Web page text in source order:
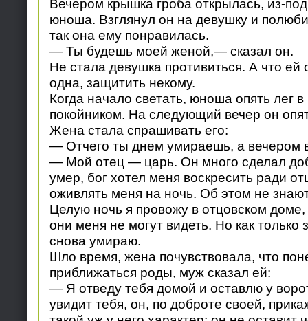
Вечером крышка гроба открылась, из-
юноша. Взглянул он на девушку и
так она ему понравилась.
— Ты будешь моей женой,— сказал он.
Не стала девушка противиться. А что ей
одна, защитить некому.
Когда начало светать, юноша опять лег
покойником. На следующий вечер он
Жена стала спрашивать его:
— Отчего ты днем умираешь, а вечером
— Мой отец — царь. Он много сделал
умер, бог хотел меня воскресить ради
оживлять меня на ночь. Об этом не
Целую ночь я провожу в отцовском
они меня не могут видеть. Но как только
снова умираю.
Шло время, жена почувствовала, что
приближаться роды, муж сказал ей:
— Я отведу тебя домой и оставлю у
увидит тебя, он, по доброте своей,